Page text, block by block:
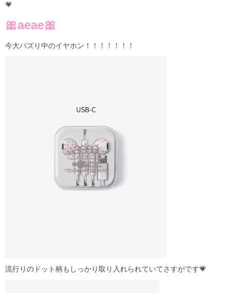
💗
🎀aeae🎀
今大バズり中のイヤホン！！！！！！！
流行りのドット柄もしっかり取り入れられていてさすがです💗